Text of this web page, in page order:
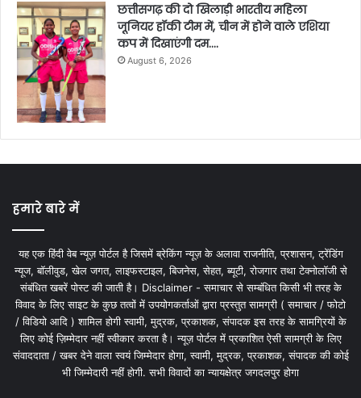
छत्तीसगढ़ की दो खिलाड़ी भारतीय महिला
जूनियर हॉकी टीम में, चीन में होने वाले एशिया
कप में दिखाएंगी दम….
August 6, 2026
हमारे बारे में
यह एक हिंदी वेब न्यूज़ पोर्टल है जिसमें ब्रेकिंग न्यूज़ के अलावा राजनीति, प्रशासन, ट्रेंडिंग
न्यूज, बॉलीवुड, खेल जगत, लाइफस्टाइल, बिजनेस, सेहत, ब्यूटी, रोजगार तथा टेक्नोलॉजी से
संबंधित खबरें पोस्ट की जाती है। Disclaimer - समाचार से सम्बंधित किसी भी तरह के
विवाद के लिए साइट के कुछ तत्वों में उपयोगकर्ताओं द्वारा प्रस्तुत सामग्री ( समाचार / फोटो
/ विडियो आदि ) शामिल होगी स्वामी, मुद्रक, प्रकाशक, संपादक इस तरह के सामग्रियों के
लिए कोई ज़िम्मेदार नहीं स्वीकार करता है। न्यूज़ पोर्टल में प्रकाशित ऐसी सामग्री के लिए
संवाददाता / खबर देने वाला स्वयं जिम्मेदार होगा, स्वामी, मुद्रक, प्रकाशक, संपादक की कोई
भी जिम्मेदारी नहीं होगी. सभी विवादों का न्यायक्षेत्र जगदलपुर होगा